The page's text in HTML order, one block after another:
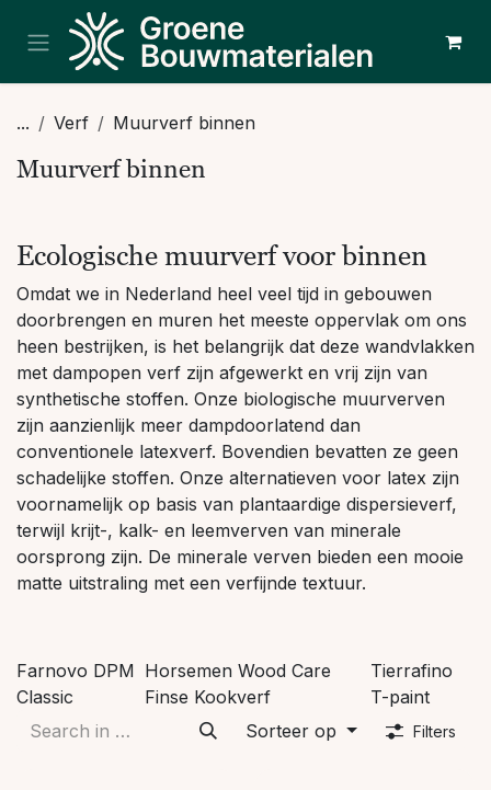
Overslaan naar inhoud
... Verf Muurverf binnen
Muurverf binnen
Ecologische muurverf voor binnen
Omdat we in Nederland heel veel tijd in gebouwen
doorbrengen en muren het meeste oppervlak om ons
heen bestrijken, is het belangrijk dat deze wandvlakken
met dampopen verf zijn afgewerkt en vrij zijn van
synthetische stoffen. Onze biologische muurverven
zijn aanzienlijk meer dampdoorlatend dan
conventionele latexverf. Bovendien bevatten ze geen
schadelijke stoffen. Onze alternatieven voor latex zijn
voornamelijk op basis van plantaardige dispersieverf,
terwijl krijt-, kalk- en leemverven van minerale
oorsprong zijn. De minerale verven bieden een mooie
matte uitstraling met een verfijnde textuur.
Farnovo DPM
Classic
Horsemen Wood Care
Finse Kookverf
Tierrafino
T-paint
Sorteer op
Filters